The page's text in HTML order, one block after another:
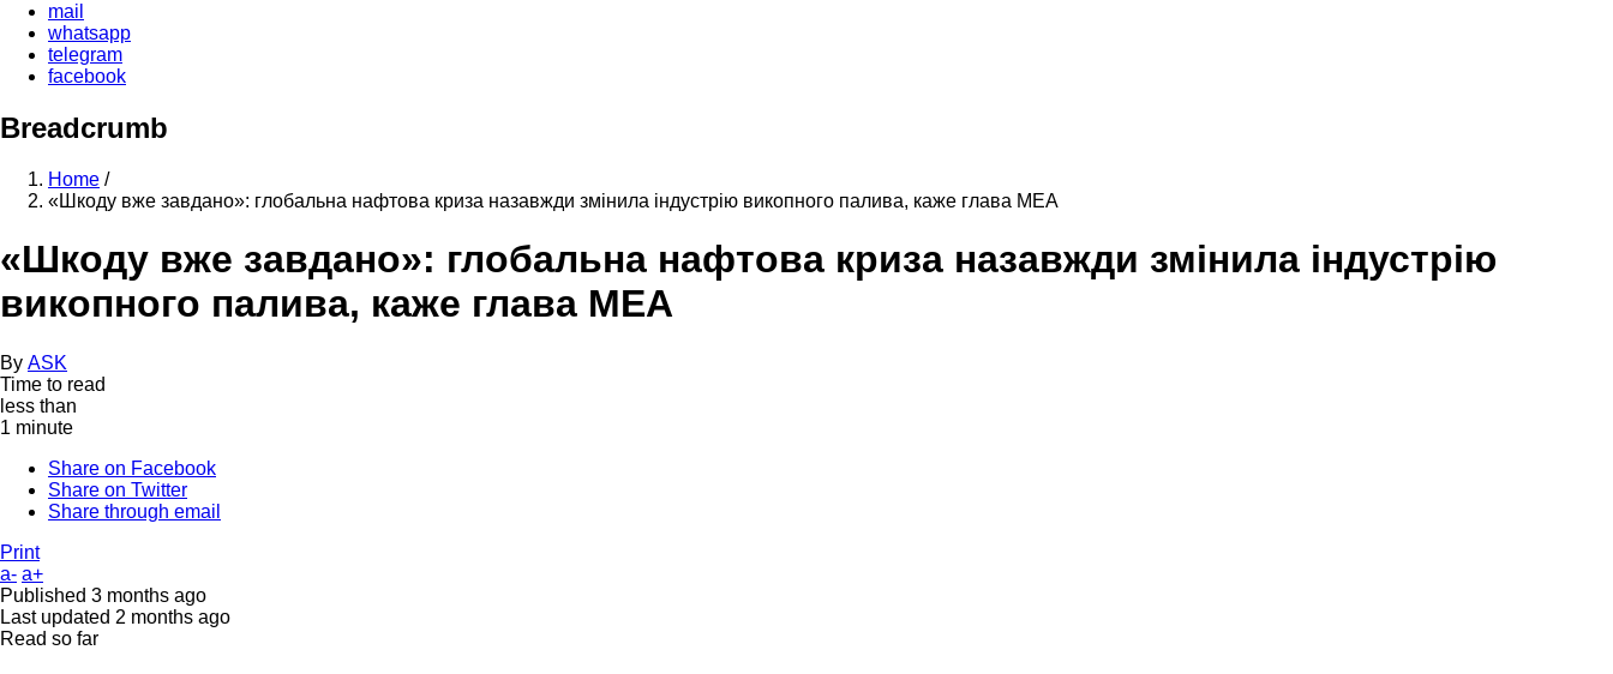
mail
whatsapp
telegram
facebook
Breadcrumb
Home /
«Шкоду вже завдано»: глобальна нафтова криза назавжди змінила індустрію викопного палива, каже глава МЕА
«Шкоду вже завдано»: глобальна нафтова криза назавжди змінила індустрію
викопного палива, каже глава МЕА
By ASK
Time to read
less than
1 minute
Share on Facebook
Share on Twitter
Share through email
Print
a- a+
Published 3 months ago
Last updated 2 months ago
Read so far